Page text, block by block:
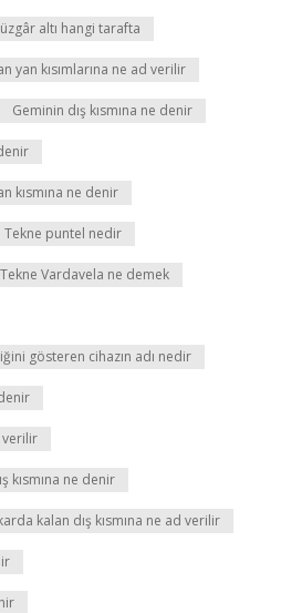
altı hangi tarafta
yan kısımlarına ne ad verilir
Geminin dış kısmına ne denir
kısmına ne denir
Tekne puntel nedir
Tekne Vardavela ne demek
gösteren cihazın adı nedir
verilir
kısmına ne denir
kalan dış kısmına ne ad verilir